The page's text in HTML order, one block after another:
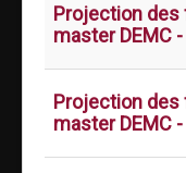
Projection des
master DEMC
Projection des
master DEMC